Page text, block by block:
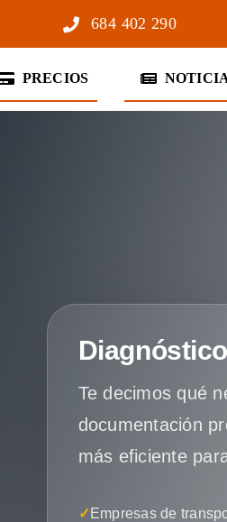
684 402 290
PRECIOS
Te decimos qué
documentación
más eficiente
✓ Empresas de